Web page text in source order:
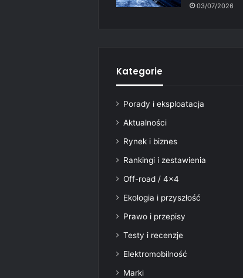
03/07/2026
Kategorie
Porady i eksploatacja
Aktualności
Rynek i biznes
Rankingi i zestawienia
Off-road / 4×4
Ekologia i przyszłość
Prawo i przepisy
Testy i recenzje
Elektromobilność
Marki